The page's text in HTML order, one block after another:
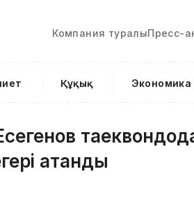
Компания туралыПресс-
Құқық
атанды